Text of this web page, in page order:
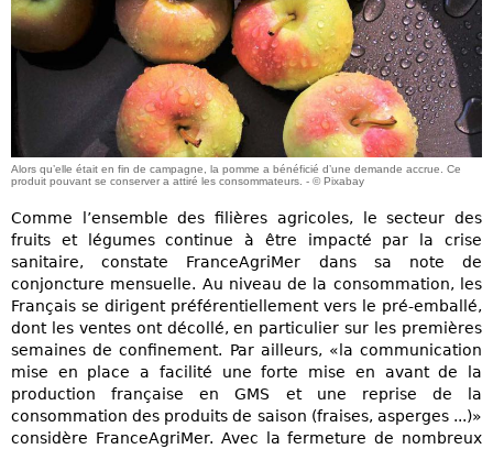
Alors qu’elle était en fin de campagne, la pomme a bénéficié d’une demande accrue. Ce
produit pouvant se conserver a attiré les consommateurs. - © Pixabay
Comme l’ensemble des filières agricoles, le secteur des
fruits et légumes continue à être impacté par la crise
sanitaire, constate FranceAgriMer dans sa note de
conjoncture mensuelle. Au niveau de la consommation, les
Français se dirigent préférentiellement vers le pré-emballé,
dont les ventes ont décollé, en particulier sur les premières
semaines de confinement. Par ailleurs, «la communication
mise en place a facilité une forte mise en avant de la
production française en GMS et une reprise de la
consommation des produits de saison (fraises, asperges ...)»
considère FranceAgriMer. Avec la fermeture de nombreux